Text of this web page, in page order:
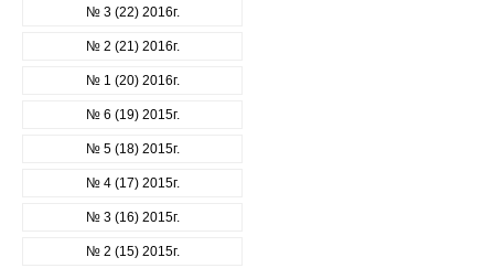
№ 3 (22) 2016г.
№ 2 (21) 2016г.
№ 1 (20) 2016г.
№ 6 (19) 2015г.
№ 5 (18) 2015г.
№ 4 (17) 2015г.
№ 3 (16) 2015г.
№ 2 (15) 2015г.